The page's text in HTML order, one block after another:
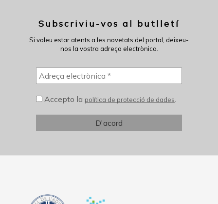
Subscriviu-vos al butlletí
Si voleu estar atents a les novetats del portal, deixeu-
nos la vostra adreça electrònica.
Accepto la política de protecció de dades.